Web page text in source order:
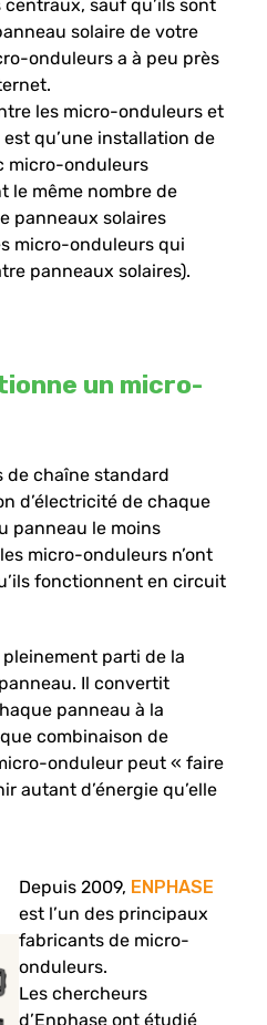
sauf qu’ils sont
solaire de votre
onduleurs a à peu près
les micro-onduleurs et
qu’une installation de
micro-onduleurs
le même nombre de
panneaux solaires
micro-onduleurs qui
panneaux solaires).
un micro-
de chaîne standard
d’électricité de chaque
panneau le moins
micro-onduleurs n’ont
fonctionnent en circuit
parti de la
Il convertit
panneau à la
combinaison de
onduleur peut « faire
autant d’énergie qu’elle
Depuis 2009, ENPHASE
est l’un des principaux
fabricants de micro-
onduleurs.
Les chercheurs
d’Enphase ont étudié